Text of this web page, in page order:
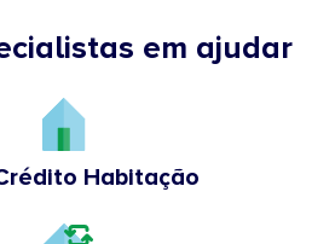
em ajudar
Habitação